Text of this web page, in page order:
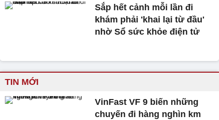
Sắp hết cảnh mỗi lần đi
khám phải 'khai lại từ đầu'
nhờ Sổ sức khỏe điện tử
TIN MỚI
VinFast VF 9 biến những
chuyến đi hàng nghìn km